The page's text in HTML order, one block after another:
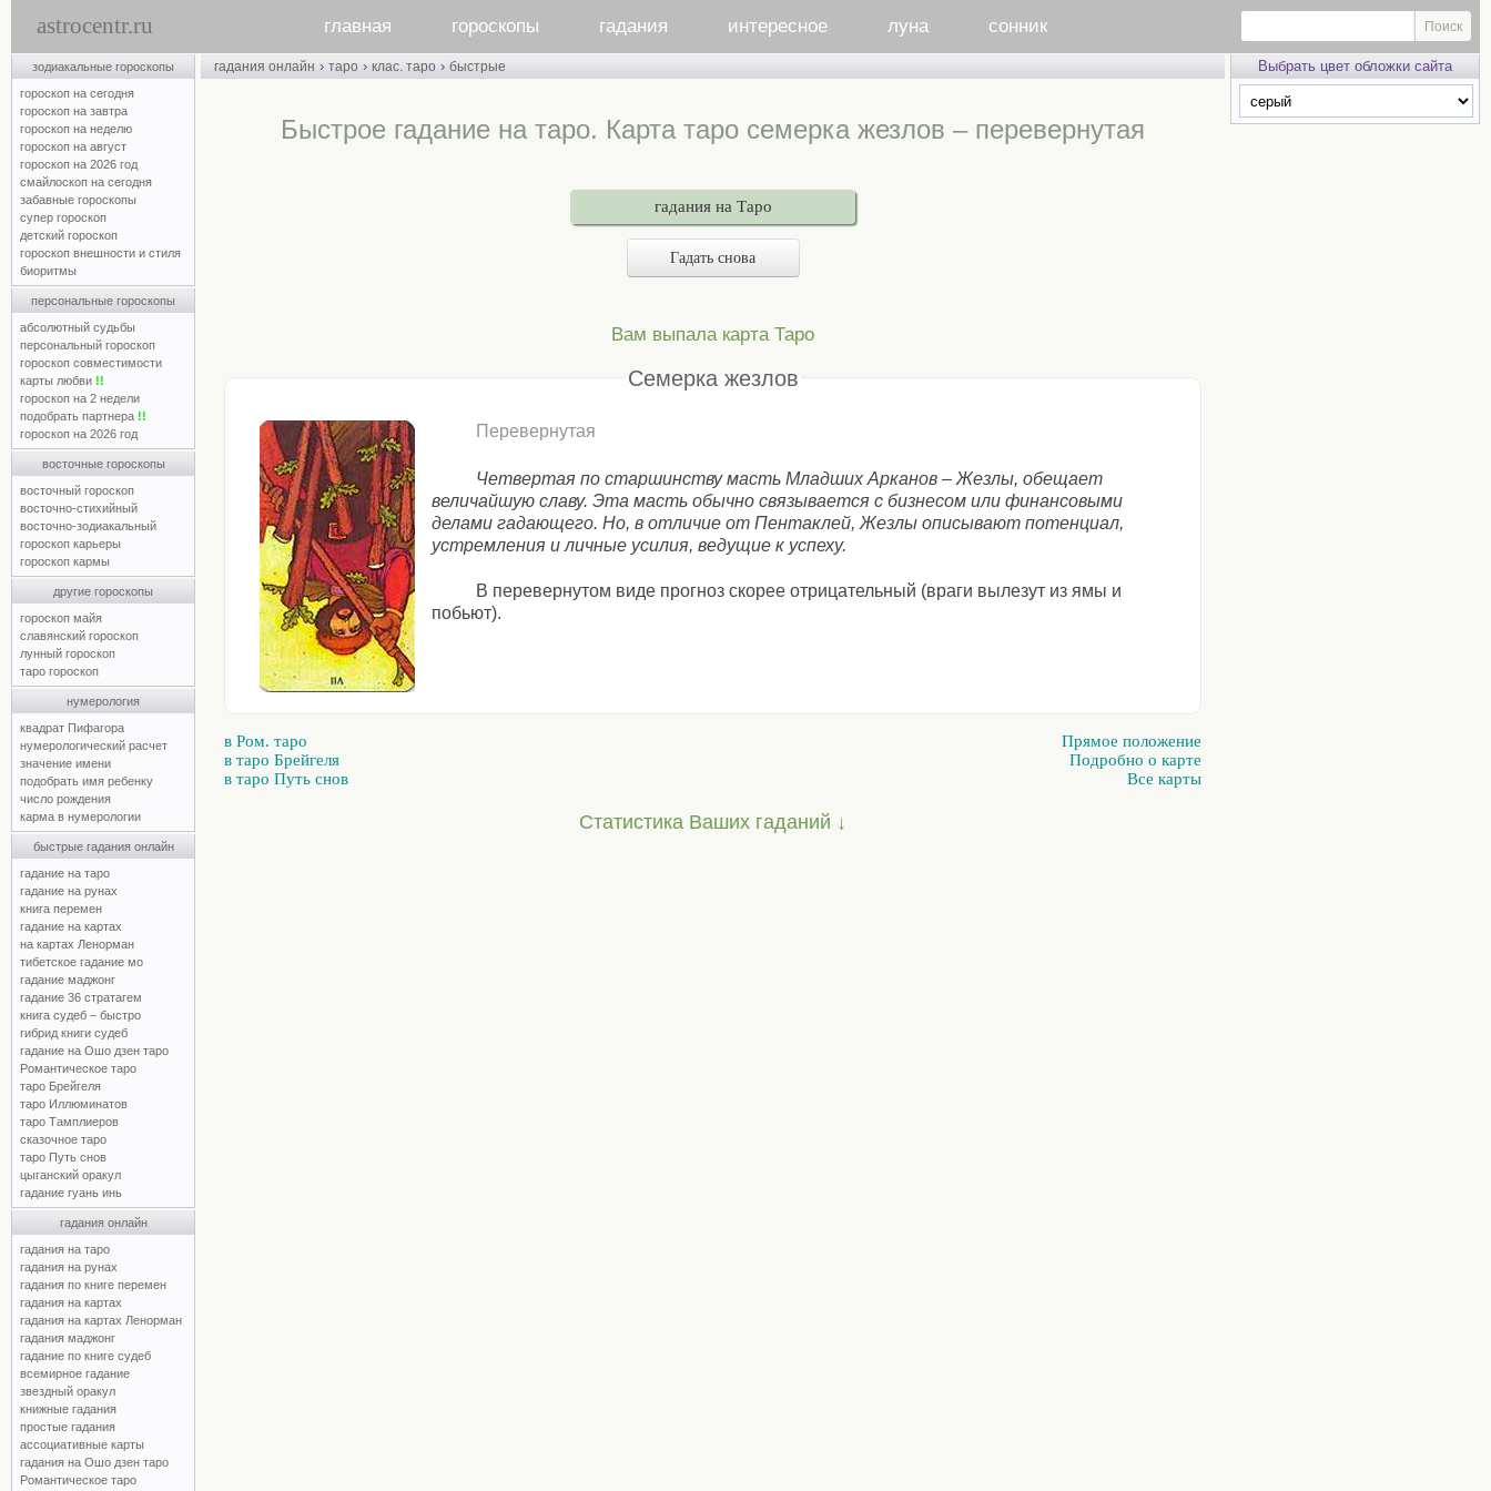
astrocentr.ru главная гороскопы гадания интересное луна сонник
зодиакальные гороскопы
гороскоп на сегодня
гороскоп на завтра
гороскоп на неделю
гороскоп на август
гороскоп на 2026 год
смайлоскоп на сегодня
забавные гороскопы
супер гороскоп
детский гороскоп
гороскоп внешности и стиля
биоритмы
персональные гороскопы
абсолютный судьбы
персональный гороскоп
гороскоп совместимости
карты любви !!
гороскоп на 2 недели
подобрать партнера !!
гороскоп на 2026 год
восточные гороскопы
восточный гороскоп
восточно-стихийный
восточно-зодиакальный
гороскоп карьеры
гороскоп кармы
другие гороскопы
гороскоп майя
славянский гороскоп
лунный гороскоп
таро гороскоп
нумерология
квадрат Пифагора
нумерологический расчет
значение имени
подобрать имя ребенку
число рождения
карма в нумерологии
быстрые гадания онлайн
гадание на таро
гадание на рунах
книга перемен
гадание на картах
на картах Ленорман
тибетское гадание мо
гадание маджонг
гадание 36 стратагем
книга судеб – быстро
гибрид книги судеб
гадание на Ошо дзен таро
Романтическое таро
таро Брейгеля
таро Иллюминатов
таро Тамплиеров
сказочное таро
таро Путь снов
цыганский оракул
гадание гуань инь
гадания онлайн
гадания на таро
гадания на рунах
гадания по книге перемен
гадания на картах
гадания на картах Ленорман
гадания маджонг
гадание по книге судеб
всемирное гадание
звездный оракул
книжные гадания
простые гадания
ассоциативные карты
гадания на Ошо дзен таро
Романтическое таро
гадания онлайн › таро › клас. таро › быстрые
Быстрое гадание на таро. Карта таро семерка жезлов – перевернутая
гадания на Таро
Гадать снова
Вам выпала карта Таро
Семерка жезлов
Перевернутая
Четвертая по старшинству масть Младших Арканов – Жезлы, обещает
величайшую славу. Эта масть обычно связывается с бизнесом или финансовыми
делами гадающего. Но, в отличие от Пентаклей, Жезлы описывают потенциал,
устремления и личные усилия, ведущие к успеху.
В перевернутом виде прогноз скорее отрицательный (враги вылезут из ямы и
побьют).
в Ром. таро
в таро Брейгеля
в таро Путь снов
Прямое положение
Подробно о карте
Все карты
Статистика Ваших гаданий ↓
Выбрать цвет обложки сайта